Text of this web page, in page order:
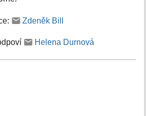
Zdeněk Bill
Helena Durnová